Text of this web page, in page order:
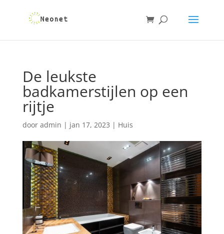
De leukste
badkamerstijlen op een
rijtje
door admin | jan 17, 2023 | Huis